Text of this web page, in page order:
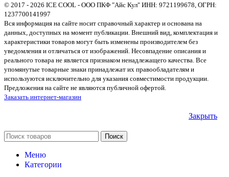
© 2017 - 2026 ICE COOL - ООО ПКФ "Айс Кул" ИНН: 9721199678, ОГРН:
1237700141997
Вся информация на сайте носит справочный характер и основана на
данных, доступных на момент публикации. Внешний вид, комплектация и
характеристики товаров могут быть изменены производителем без
уведомления и отличаться от изображений. Несовпадение описания и
реального товара не является признаком ненадлежащего качества. Все
упомянутые товарные знаки принадлежат их правообладателям и
используются исключительно для указания совместимости продукции.
Предложения на сайте не являются публичной офертой.
Заказать интернет-магазин
Закрыть
Поиск
Меню
Категории